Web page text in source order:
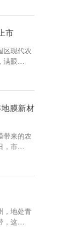
市
区现代农
满眼…
膜新材
带来的农
，市…
，地处青
，这…